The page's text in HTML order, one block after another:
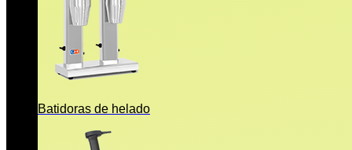
Batidoras de helado